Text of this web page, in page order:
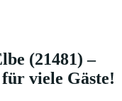
(21481) –
viele Gäste!